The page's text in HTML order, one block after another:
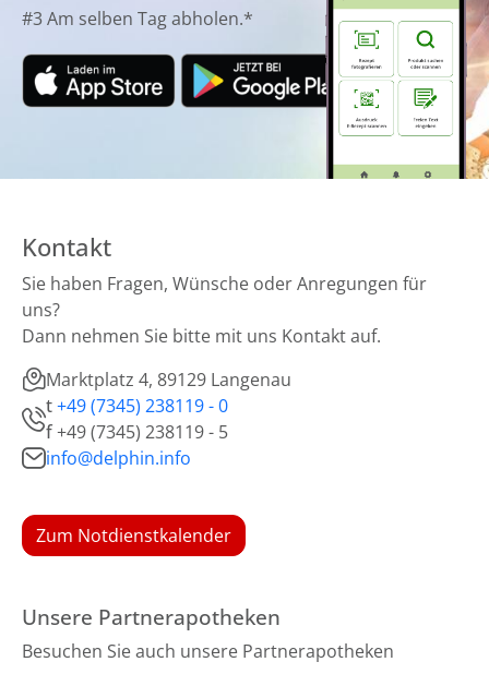
#3 Am selben Tag abholen.*
Kontakt
Sie haben Fragen, Wünsche oder Anregungen für
uns?
Dann nehmen Sie bitte mit uns Kontakt auf.
Marktplatz 4, 89129 Langenau
t+49 (7345) 238119 - 0
f+49 (7345) 238119 - 5
info@delphin.info
Zum Notdienstkalender
Unsere Partnerapotheken
Besuchen Sie auch unsere Partnerapotheken